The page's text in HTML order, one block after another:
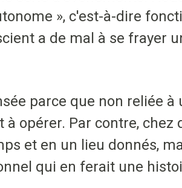
», c'est-à-dire
a de mal à se frayer
parce que non reliée
opérer. Par contre, chez
et en un lieu donnés,
qui en ferait une